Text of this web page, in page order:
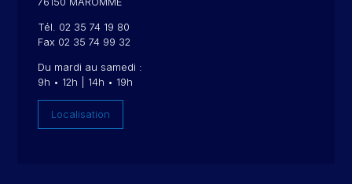
Tél. 02 35 74 19 80
Fax 02 35 74 99 32
Du mardi au samedi :
9h • 12h | 14h • 19h
Localisation